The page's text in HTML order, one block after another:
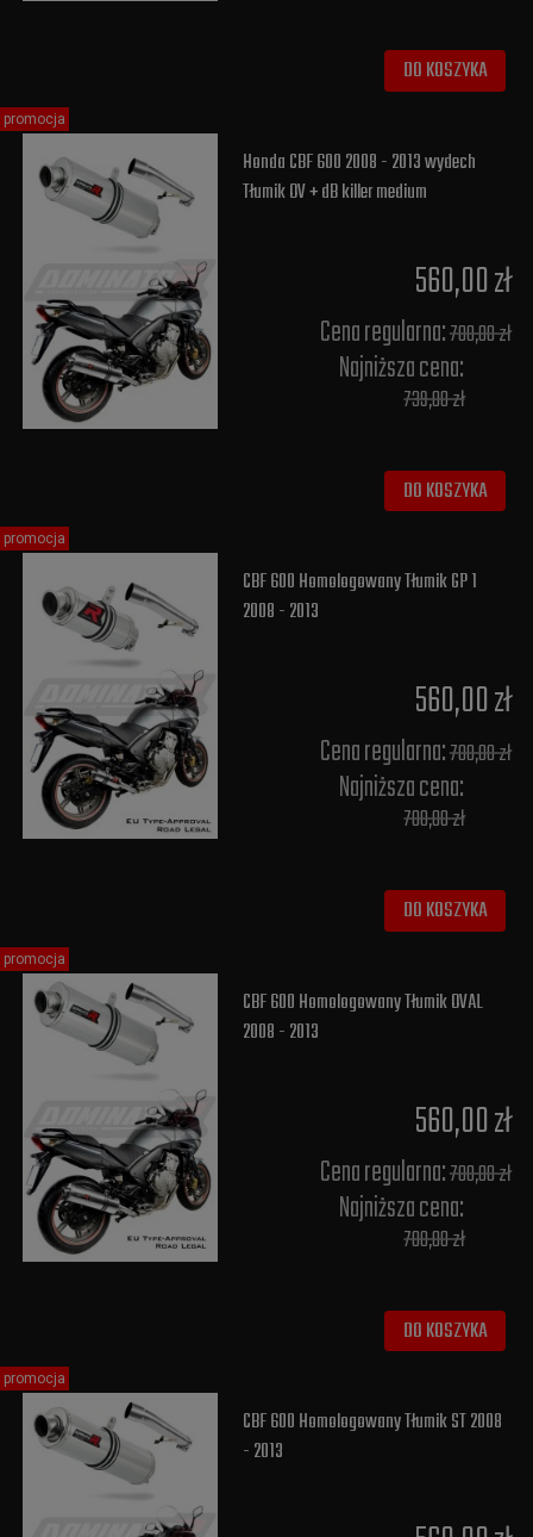
DO KOSZYKA
Honda CBF 600 2008 - 2013 wydech
Tłumik OV + dB killer medium
560,00 zł
Cena regularna:700,00 zł
Najniższa cena:
739,00 zł
DO KOSZYKA
promocja
CBF 600 Homologowany Tłumik GP 1
2008 - 2013
560,00 zł
Cena regularna:700,00 zł
Najniższa cena:
700,00 zł
DO KOSZYKA
promocja
CBF 600 Homologowany Tłumik OVAL
2008 - 2013
560,00 zł
Cena regularna:700,00 zł
Najniższa cena:
700,00 zł
DO KOSZYKA
promocja
CBF 600 Homologowany Tłumik ST 2008
- 2013
promocja